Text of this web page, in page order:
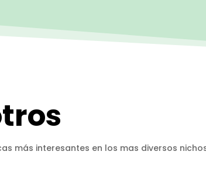
más interesantes en los mas diversos